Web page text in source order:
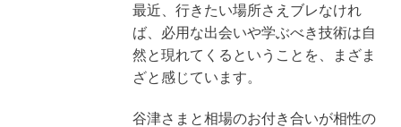
最近、行きたい場所さえブレなけれ
ば、必用な出会いや学ぶべき技術は自
然と現れてくるということを、まざま
ざと感じています。
谷津さまと相場のお付き合いが相性の